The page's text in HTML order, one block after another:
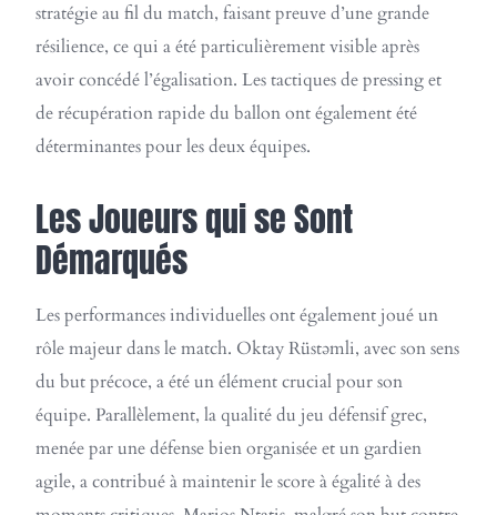
stratégie au fil du match, faisant preuve d’une grande
résilience, ce qui a été particulièrement visible après
avoir concédé l’égalisation. Les tactiques de pressing et
de récupération rapide du ballon ont également été
déterminantes pour les deux équipes.
Les Joueurs qui se Sont
Démarqués
Les performances individuelles ont également joué un
rôle majeur dans le match. Oktay Rüstəmli, avec son sens
du but précoce, a été un élément crucial pour son
équipe. Parallèlement, la qualité du jeu défensif grec,
menée par une défense bien organisée et un gardien
agile, a contribué à maintenir le score à égalité à des